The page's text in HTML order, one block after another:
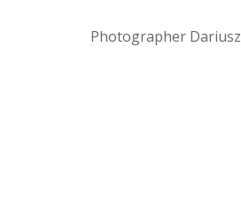
Photographer